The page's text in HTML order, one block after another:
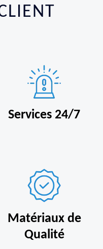
Services 24/7
Matériaux de
Qualité